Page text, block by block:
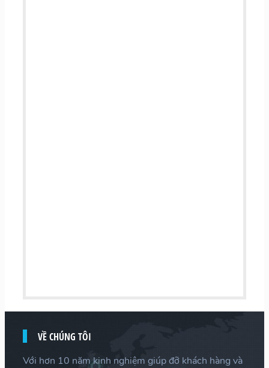
VỀ CHÚNG TÔI
Với hơn 10 năm kinh nghiệm giúp đỡ khách hàng và